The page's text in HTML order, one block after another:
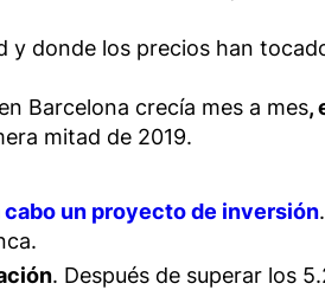
y donde los precios han
Barcelona crecía mes a mes,
mitad de 2019.
un proyecto de inversión
. Después de superar los